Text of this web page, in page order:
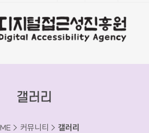
갤러리
> 커뮤니티 > 갤러리